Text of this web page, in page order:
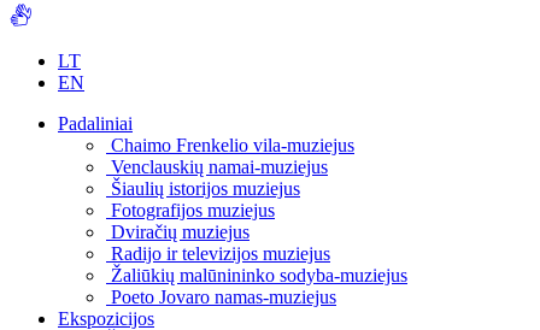
LT
EN
Padaliniai
Chaimo Frenkelio vila-muziejus
Venclauskių namai-muziejus
Šiaulių istorijos muziejus
Fotografijos muziejus
Dviračių muziejus
Radijo ir televizijos muziejus
Žaliūkių malūnininko sodyba-muziejus
Poeto Jovaro namas-muziejus
Ekspozicijos